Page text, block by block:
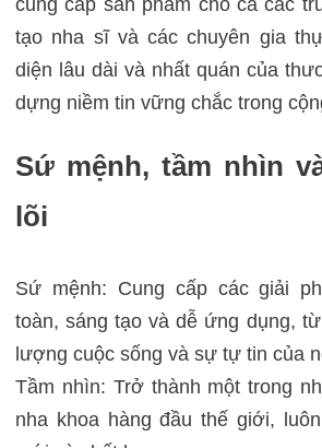
tạo nha sĩ và các chuyên gia
diện lâu dài và nhất quán của
dựng niềm tin vững chắc trong
Sứ mệnh, tầm nhìn
lõi
Sứ mệnh: Cung cấp các giải
toàn, sáng tạo và dễ ứng dụng,
lượng cuộc sống và sự tự tin của
Tầm nhìn: Trở thành một trong
nha khoa hàng đầu thế giới,